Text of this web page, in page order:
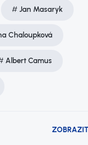
Jan Masaryk
Chaloupková
Albert Camus